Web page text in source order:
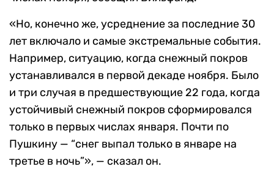
«Но, конечно же, усреднение за последние 30
лет включало и самые экстремальные события.
Например, ситуацию, когда снежный покров
устанавливался в первой декаде ноября. Было
и три случая в предшествующие 22 года, когда
устойчивый снежный покров сформировался
только в первых числах января. Почти по
Пушкину — “снег выпал только в январе на
третье в ночь”», — сказал он.